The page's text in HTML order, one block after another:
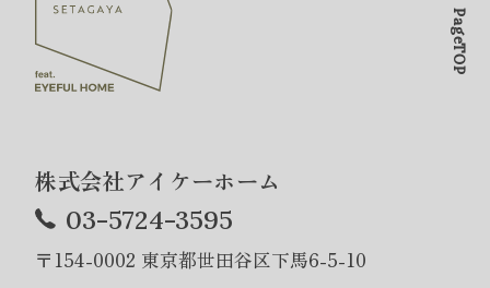
株式会社アイケーホーム
03-5724-3595
〒154-0002 東京都世田谷区下馬6-5-10
PageTOP